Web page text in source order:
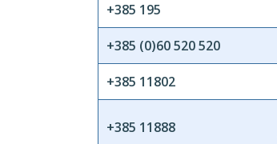
+385 195
+385 (0)60 520 520
+385 11802
+385 11888